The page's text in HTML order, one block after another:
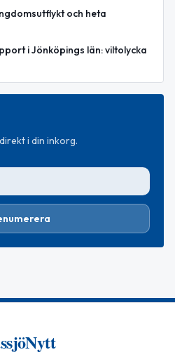
och heta
i Jönköpings län: viltolycka
i din inkorg.